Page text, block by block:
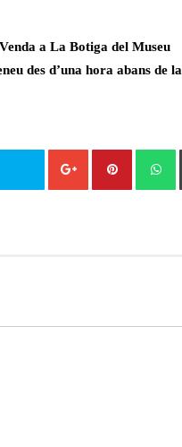
a La Botiga del Museu
des d’una hora abans de la